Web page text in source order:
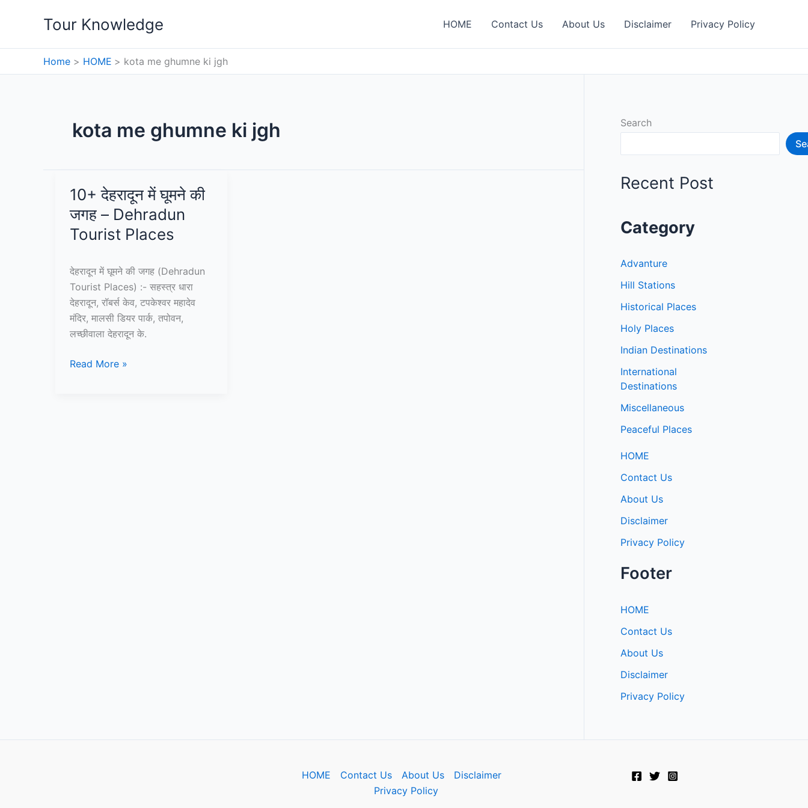
Tour Knowledge HOME Contact Us About Us Disclaimer Privacy Policy
Home HOME kota me ghumne ki jgh
kota me ghumne ki jgh
10+ देहरादून में घूमने की
जगह – Dehradun
Tourist Places
देहरादून में घूमने की जगह (Dehradun
Tourist Places) :- सहस्त्र धारा
देहरादून, रॉबर्स केव, टपकेश्वर महादेव
मंदिर, मालसी डियर पार्क, तपोवन,
लच्छीवाला देहरादून के.
10+
Read More »
Search
Recent Post
Category
Advanture
Hill Stations
Historical Places
Holy Places
Indian Destinations
International
Destinations
Miscellaneous
Peaceful Places
HOME
Contact Us
About Us
Disclaimer
Privacy Policy
Footer
HOME
Contact Us
About Us
Disclaimer
Privacy Policy
HOME Contact Us About Us
Disclaimer
Privacy Policy